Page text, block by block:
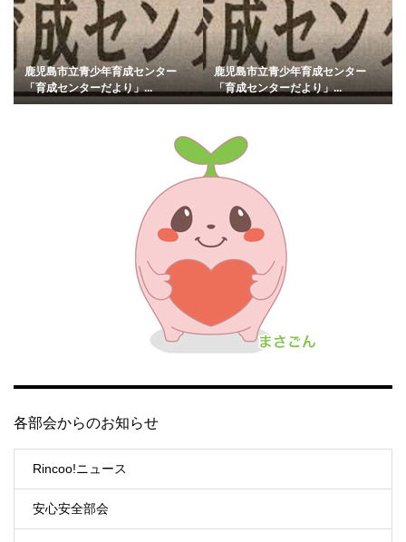
鹿児島市立青少年育成センター
「育成センターだより」...
鹿児島市立青少年育成センター
「育成センターだより」...
各部会からのお知らせ
Rincoo!ニュース
安心安全部会